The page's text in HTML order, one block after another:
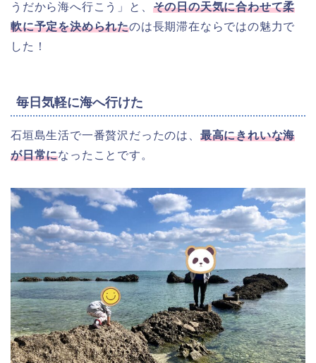
うだから海へ行こう」と、 その日の天気に合わせて柔
軟に予定を決められたのは長期滞在ならではの魅力で
した！
毎日気軽に海へ行けた
石垣島生活で一番贅沢だったのは、 最高にきれいな海
が日常になったことです。